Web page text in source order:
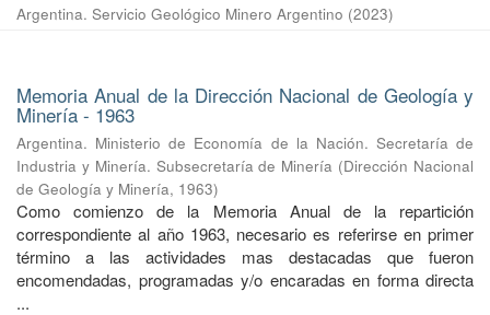
Argentina. Servicio Geológico Minero Argentino (2023)
Memoria Anual de la Dirección Nacional de Geología y
Minería - 1963
Argentina. Ministerio de Economía de la Nación. Secretaría de
Industria y Minería. Subsecretaría de Minería (Dirección Nacional
de Geología y Minería, 1963)
Como comienzo de la Memoria Anual de la repartición
correspondiente al año 1963, necesario es referirse en primer
término a las actividades mas destacadas que fueron
encomendadas, programadas y/o encaradas en forma directa
...